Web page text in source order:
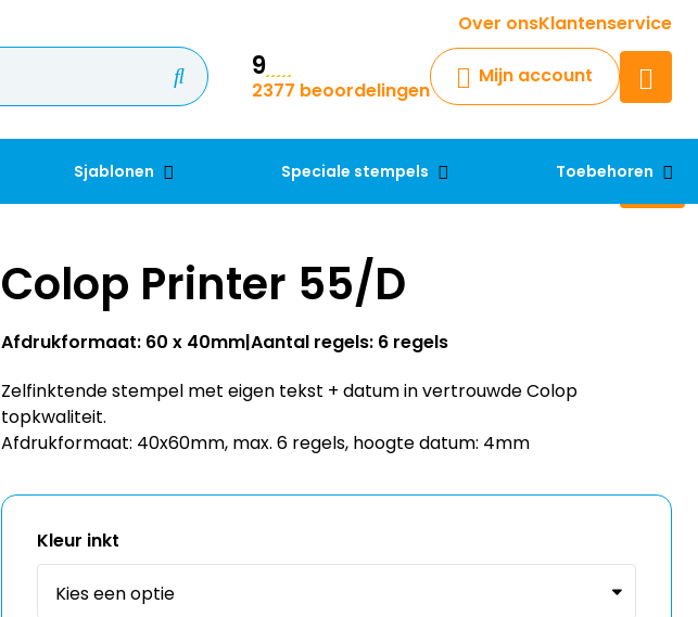
Over onsKlantenservice
9
2377 beoordelingen
Mijn account
Sjablonen Speciale stempels Toebehoren
Krijg een antwoord op uw vraag
Chatbot
Chat 24/7 met onze chatbot
Contact
Colop Printer 55/D
Afdrukformaat: 60 x 40mm Aantal regels: 6 regels
Zelfinktende stempel met eigen tekst + datum in vertrouwde Colop
topkwaliteit.
Afdrukformaat: 40x60mm, max. 6 regels, hoogte datum: 4mm
Kleur inkt